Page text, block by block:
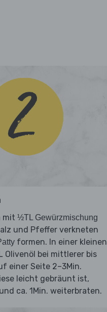
mit ½TL Gewürzmischung
und Pfeffer verkneten
formen. In einer kleinen
Olivenöl bei mittlerer bis
einer Seite 2–3Min.
leicht gebräunt ist,
ca. 1Min. weiterbraten.